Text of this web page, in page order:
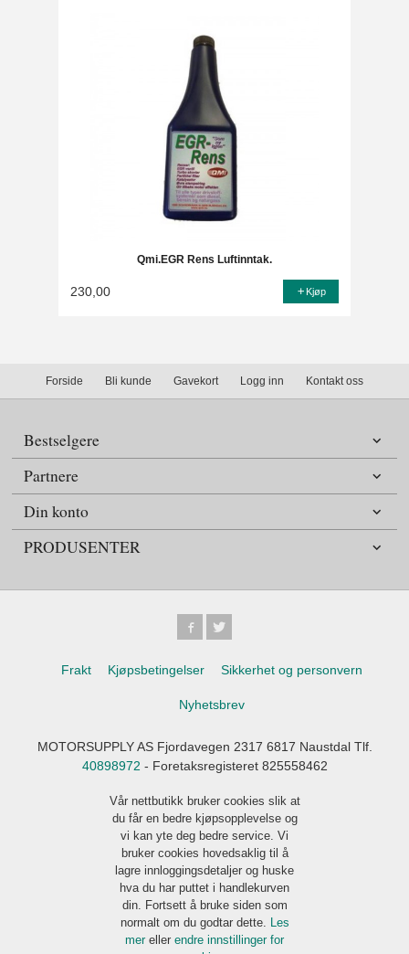
Qmi.EGR Rens Luftinntak.
230,00 Kjøp
Forside Bli kunde Gavekort Logg inn Kontakt oss
Bestselgere
Partnere
Din konto
PRODUSENTER
Frakt Kjøpsbetingelser Sikkerhet og personvern
Nyhetsbrev
MOTORSUPPLY AS Fjordavegen 2317 6817 Naustdal Tlf.
40898972 - Foretaksregisteret 825558462
Vår nettbutikk bruker cookies slik at
du får en bedre kjøpsopplevelse og
vi kan yte deg bedre service. Vi
bruker cookies hovedsaklig til å
lagre innloggingsdetaljer og huske
hva du har puttet i handlekurven
din. Fortsett å bruke siden som
normalt om du godtar dette.
Les
mer eller endre innstillinger for